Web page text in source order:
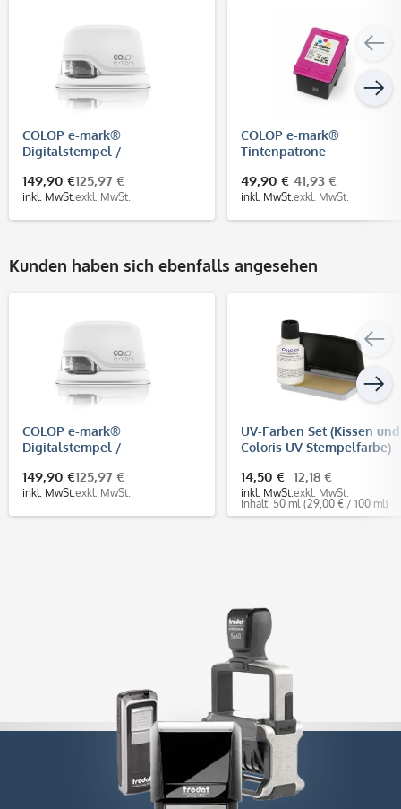
COLOP e-mark®
Digitalstempel /
mit mehrfarbigem Abdruck
149,90 €
inkl. MwSt.
125,97 €
exkl. MwSt.
COLOP e-mark®
Tintenpatrone
49,90 €
inkl. MwSt.
41,93 €
exkl. MwSt.
Kunden haben sich ebenfalls angesehen
COLOP e-mark®
Digitalstempel /
mit mehrfarbigem Abdruck
149,90 €
inkl. MwSt.
125,97 €
exkl. MwSt.
UV-Farben Set (Kissen und
Coloris UV Stempelfarbe)
14,50 €
inkl. MwSt.
12,18 €
exkl. MwSt.
Inhalt: 50 ml (29,00 € / 100 ml)